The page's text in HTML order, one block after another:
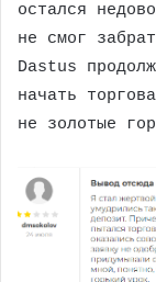
остался
не смог
Dastus
начать
не золотые